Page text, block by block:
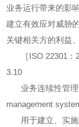
业务运行带来的影
建立有效应对威胁
关键相关方的利益
［ISO 22301：
3.10
业务连续性管理
management
用于建立、实施